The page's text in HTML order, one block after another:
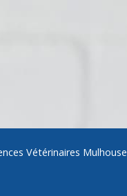
Vétérinaires Mulhouse